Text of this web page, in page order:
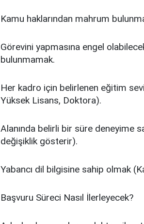
Kamu haklarından mahrum
Görevini yapmasına engel
bulunmamak.
Her kadro için belirlenen eğitim
Yüksek Lisans, Doktora).
Alanında belirli bir süre deneyime
değişiklik gösterir).
Yabancı dil bilgisine sahip olmak
Başvuru Süreci Nasıl İlerleyecek?